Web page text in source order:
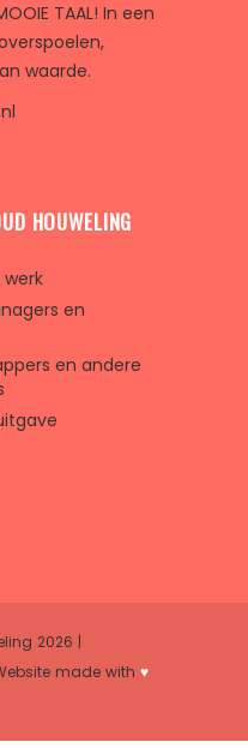
TAAL! In een
waarde.
HOUWELING
en
en andere
2026 |
made with♥